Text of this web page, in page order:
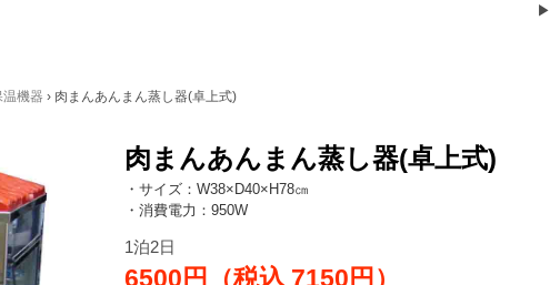
▶
機器 › 肉まんあんまん蒸し器(卓上式)
肉まんあんまん蒸し器(卓上式)
・サイズ：W38×D40×H78㎝
・消費電力：950W
1泊2日
6500円（税込 7150円）